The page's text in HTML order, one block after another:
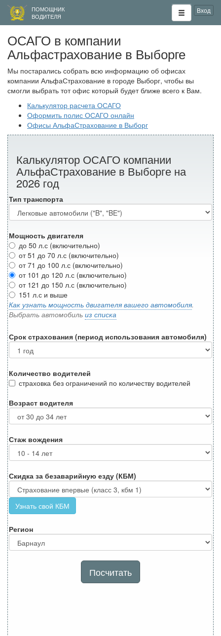
ПОМОЩНИК
ВОДИТЕЛЯ
Вход
ОСАГО в компании
Альфастрахование в Выборге
Мы постарались собрать всю информацию об офисах
компании АльфаСтрахование в городе Выборг, чтобы вы
смогли выбрать тот офис который будет ближе всего к Вам.
Калькулятор расчета ОСАГО
Оформить полис ОСАГО онлайн
Офисы АльфаСтрахование в Выборг
Калькулятор ОСАГО компании
АльфаСтрахование в Выборге на
2026 год
Тип транспорта
Мощность двигателя
до 50 л.с (включительно)
от 51 до 70 л.с (включительно)
от 71 до 100 л.с (включительно)
от 101 до 120 л.с (включительно)
от 121 до 150 л.с (включительно)
151 л.с и выше
Как узнать мощность двигателя вашего автомобиля.
Выбрать автомобиль из списка
Срок страхования (период использования автомобиля)
Количество водителей
страховка без ограничений по количеству водителей
Возраст водителя
Стаж вождения
Скидка за безаварийную езду (КБМ)
Узнать свой КБМ
Регион
Посчитать